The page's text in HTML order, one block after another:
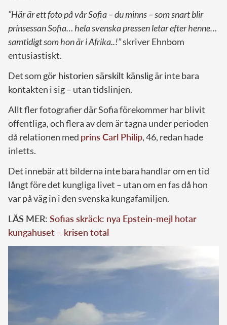
”Här är ett foto på vår Sofia – du minns – som snart blir
prinsessan Sofia… hela svenska pressen letar efter henne…
samtidigt som hon är i Afrika..!”skriver Ehnbom
entusiastiskt.
Det som gör historien särskilt känsligär inte bara
kontakten i sig – utan tidslinjen.
Allt fler fotografier där Sofia förekommer har blivit
offentliga, och flera av dem är tagna under perioden
då relationen med prins Carl Philip, 46, redan hade
inletts.
Det innebär att bilderna inte bara handlar om en tid
långt före det kungliga livet – utan om en fas då hon
var på väg in i den svenska kungafamiljen.
LÄS MER: Sofias skräck: nya Epstein-mejl hotar
kungahuset – krisen total